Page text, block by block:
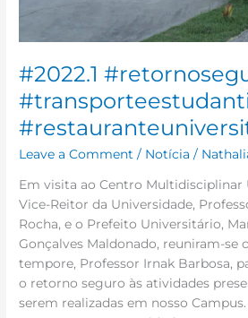
#2022.1
Leave a Comment / Notícia /
Em visita ao Centro Multidisciplinar
Vice-Reitor da Universidade,
Rocha, e o Prefeito Universitário,
Gonçalves Maldonado, reuniram-se
tempore, Professor Irnak Barbosa,
o retorno seguro às atividades
serem realizadas em nosso